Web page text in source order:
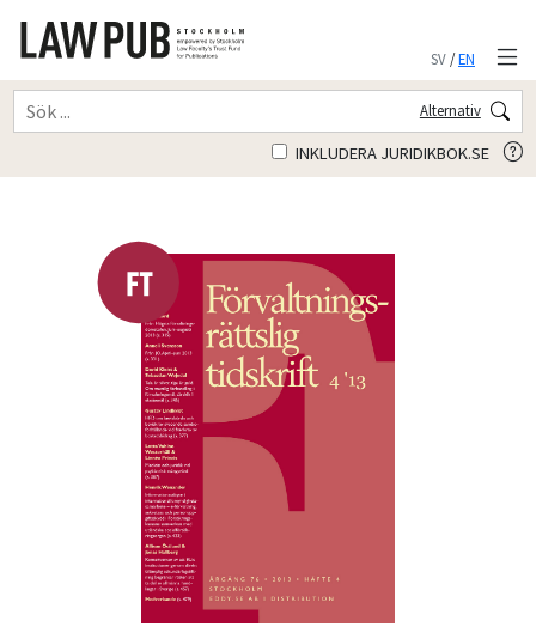
SV/EN
Alternativ
INKLUDERA JURIDIKBOK.SE